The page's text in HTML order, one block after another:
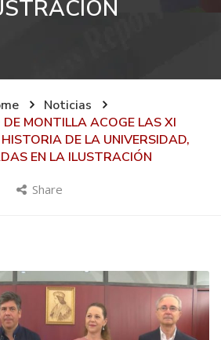
Noticias
DE MONTILLA ACOGE LAS XI
DE LA UNIVERSIDAD,
EN LA ILUSTRACIÓN
Share